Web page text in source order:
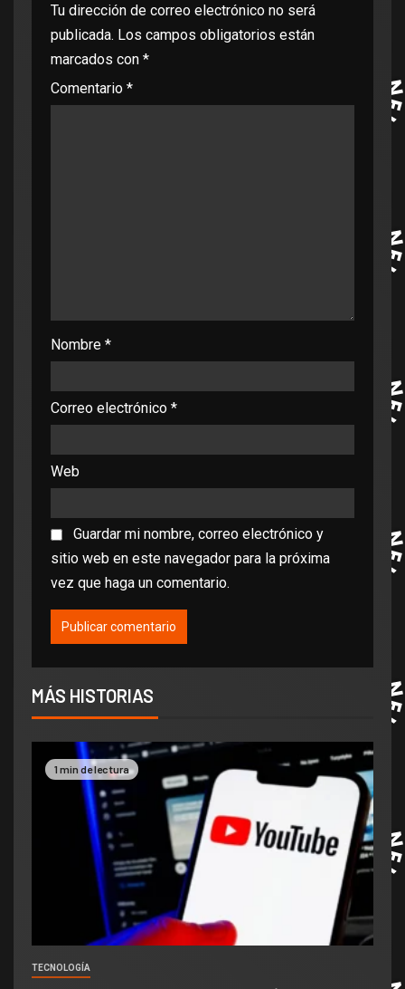
Tu dirección de correo electrónico no será
publicada. Los campos obligatorios están
marcados con *
Comentario *
Nombre *
Correo electrónico *
Web
Guardar mi nombre, correo electrónico y
sitio web en este navegador para la próxima
vez que haga un comentario.
MÁS HISTORIAS
1 min de lectura
TECNOLOGÍA